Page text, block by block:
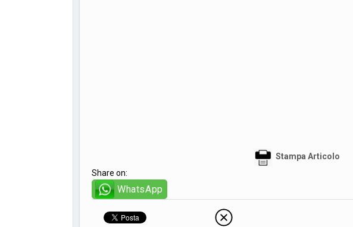
Stampa Articolo
Share on:
WhatsApp